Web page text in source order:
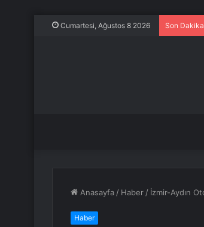
Cumartesi, Ağustos 8 2026 Son
Anasayfa / Haber / İzmir-Aydın
Haber